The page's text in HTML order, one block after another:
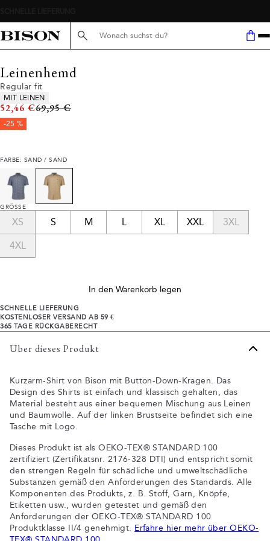
Suche hier...
Leinenhemd
Regular fit
Produkteigenschaften
MIT LEINEN
52,46 €Ursprünglicher Preis
69,95 €
-25 %
FARBE: SAND / SAND
GRÖSSE
XS S M L XL XXL 3XL
4XL
In den Warenkorb legen
SCHNELLE LIEFERUNG
KOSTENLOSER VERSAND AB 59 €
365 TAGE RÜCKGABERECHT
Über dieses Produkt
Kurzarm-Shirt von Bison mit Button-Down-Kragen. Das
Design des Shirts ist einfach und klassisch gehalten, das
Material besteht aus einer bequemen Mischung aus Leinen
und Baumwolle. Auf der linken Brustseite befindet sich eine
Tasche mit Logo.
Dieses Produkt ist als OEKO-TEX® STANDARD 100
zertifiziert (Zertifikatsnr. 2176-328 DTI) und entspricht somit
den strengen Regeln für schädliche und umweltschädliche
Substanzen gemäß den Anforderungen des Standards. Alle
Komponenten des Produkts, z. B. Stoff, Garn, Knöpfe,
Etiketten usw., wurden getestet und gemäß den
Anforderungen der OEKO-TEX® STANDARD 100
Produktklasse II/4 genehmigt. Erfahre hier mehr über OEKO-